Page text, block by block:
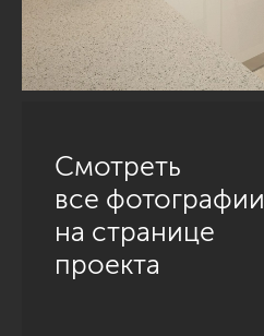
Смотреть
все фотографии
на странице
проекта